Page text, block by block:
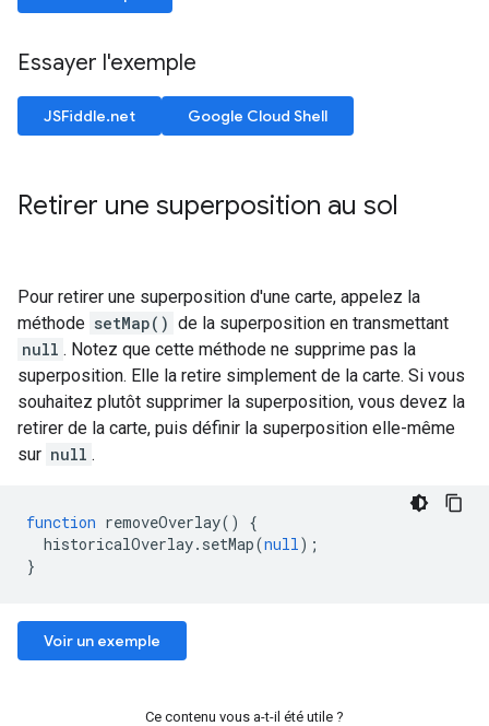
Essayer l'exemple
JSFiddle.net Google Cloud Shell
Retirer une superposition au sol
Pour retirer une superposition d'une carte, appelez la
méthode setMap() de la superposition en transmettant
null . Notez que cette méthode ne supprime pas la
superposition. Elle la retire simplement de la carte. Si vous
souhaitez plutôt supprimer la superposition, vous devez la
retirer de la carte, puis définir la superposition elle-même
sur null .
function removeOverlay()
{
historicalOverlay. setMap(null);
}
Voir un exemple
Ce contenu vous a-t-il été utile ?